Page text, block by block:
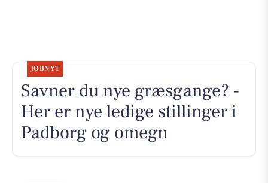
JOBNYT
Savner du nye græsgange? -
Her er nye ledige stillinger i
Padborg og omegn